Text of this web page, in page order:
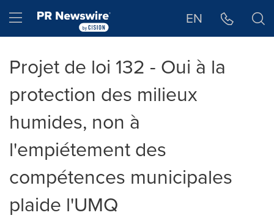
Hamburger menu EN
Projet de loi 132 - Oui à la
protection des milieux
humides, non à
l'empiétement des
compétences municipales
plaide l'UMQ